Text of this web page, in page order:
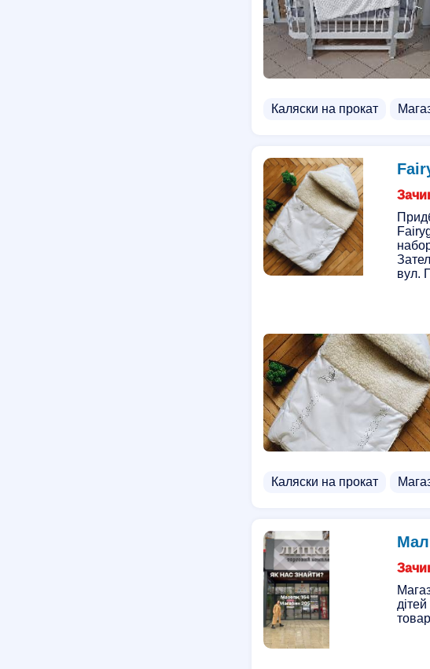
Каляски на прокат
вул.
Каляски на прокат